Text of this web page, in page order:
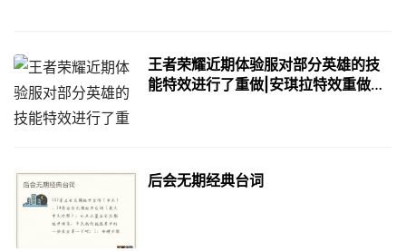
王者荣耀近期体验服对部分英雄的技
能特效进行了重做|安琪拉特效重做美
后会无期经典台词